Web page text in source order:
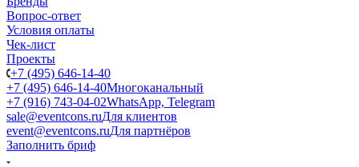
Вопрос-ответ
Условия оплаты
Чек-лист
Проекты
+7 (495) 646-14-40
+7 (495) 646-14-40Многоканальный
+7 (916) 743-04-02WhatsApp, Telegram
sale@eventcons.ruДля клиентов
event@eventcons.ruДля партнёров
Заполнить бриф